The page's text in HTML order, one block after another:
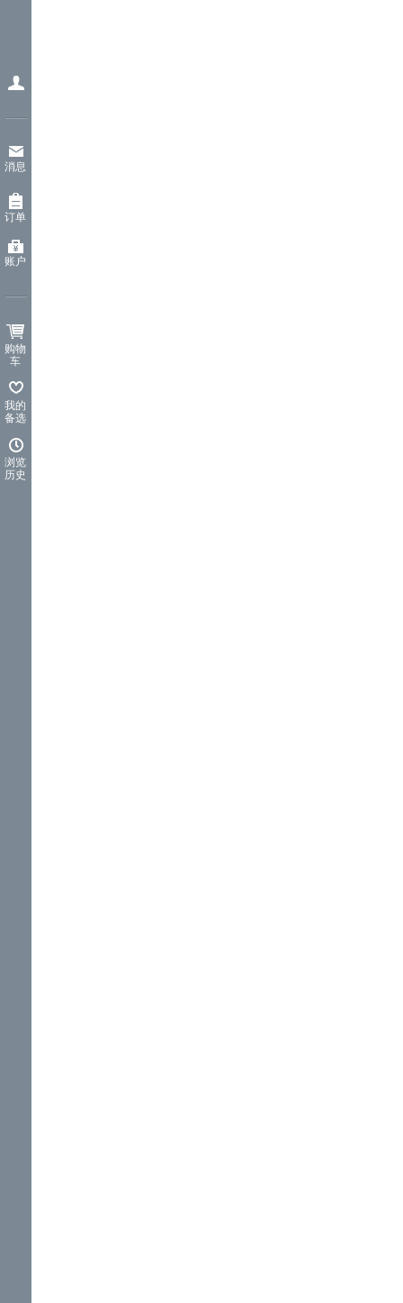
消息
订单
账户
购物
车
我的
备选
浏览
历史